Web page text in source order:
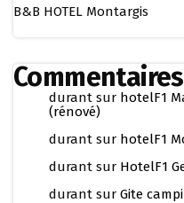
B&B HOTEL Montargis
durant sur hotelF1
(rénové)
durant sur hotelF1
durant sur HotelF1
durant sur Gite